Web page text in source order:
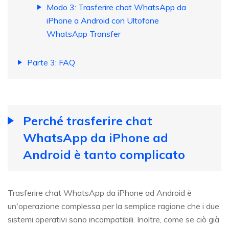
Modo 3: Trasferire chat WhatsApp da
iPhone a Android con Ultofone
WhatsApp Transfer
Parte 3: FAQ
Perché trasferire chat
WhatsApp da iPhone ad
Android è tanto complicato
Trasferire chat WhatsApp da iPhone ad Android è
un'operazione complessa per la semplice ragione che i due
sistemi operativi sono incompatibili. Inoltre, come se ciò già